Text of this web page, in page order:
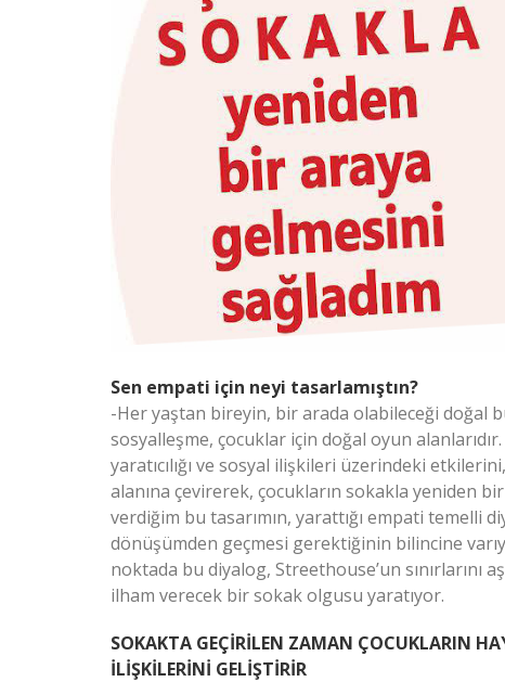
Sen empati için neyi tasarlamıştın?
-Her yaştan bireyin, bir arada olabileceği doğal
sosyalleşme, çocuklar için doğal oyun
yaratıcılığı ve sosyal ilişkileri üzerindeki
alanına çevirerek, çocukların sokakla yeniden
verdiğim bu tasarımın, yarattığı empati temelli
dönüşümden geçmesi gerektiğinin bilincine
noktada bu diyalog, Streethouse’un sınırlarını
ilham verecek bir sokak olgusu yaratıyor.
SOKAKTA GEÇİRİLEN ZAMAN ÇOCUKLARIN
İLİŞKİLERİNİ GELİŞTİRİR